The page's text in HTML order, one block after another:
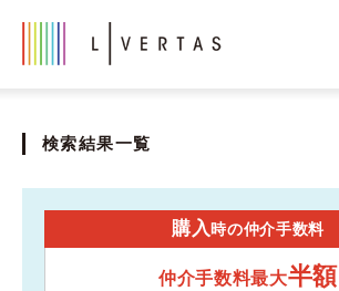
検索結果一覧
購入時の仲介手数料
仲介手数料最大半額